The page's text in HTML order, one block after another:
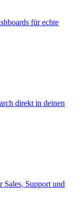
für echte
direkt in deinen
Support und